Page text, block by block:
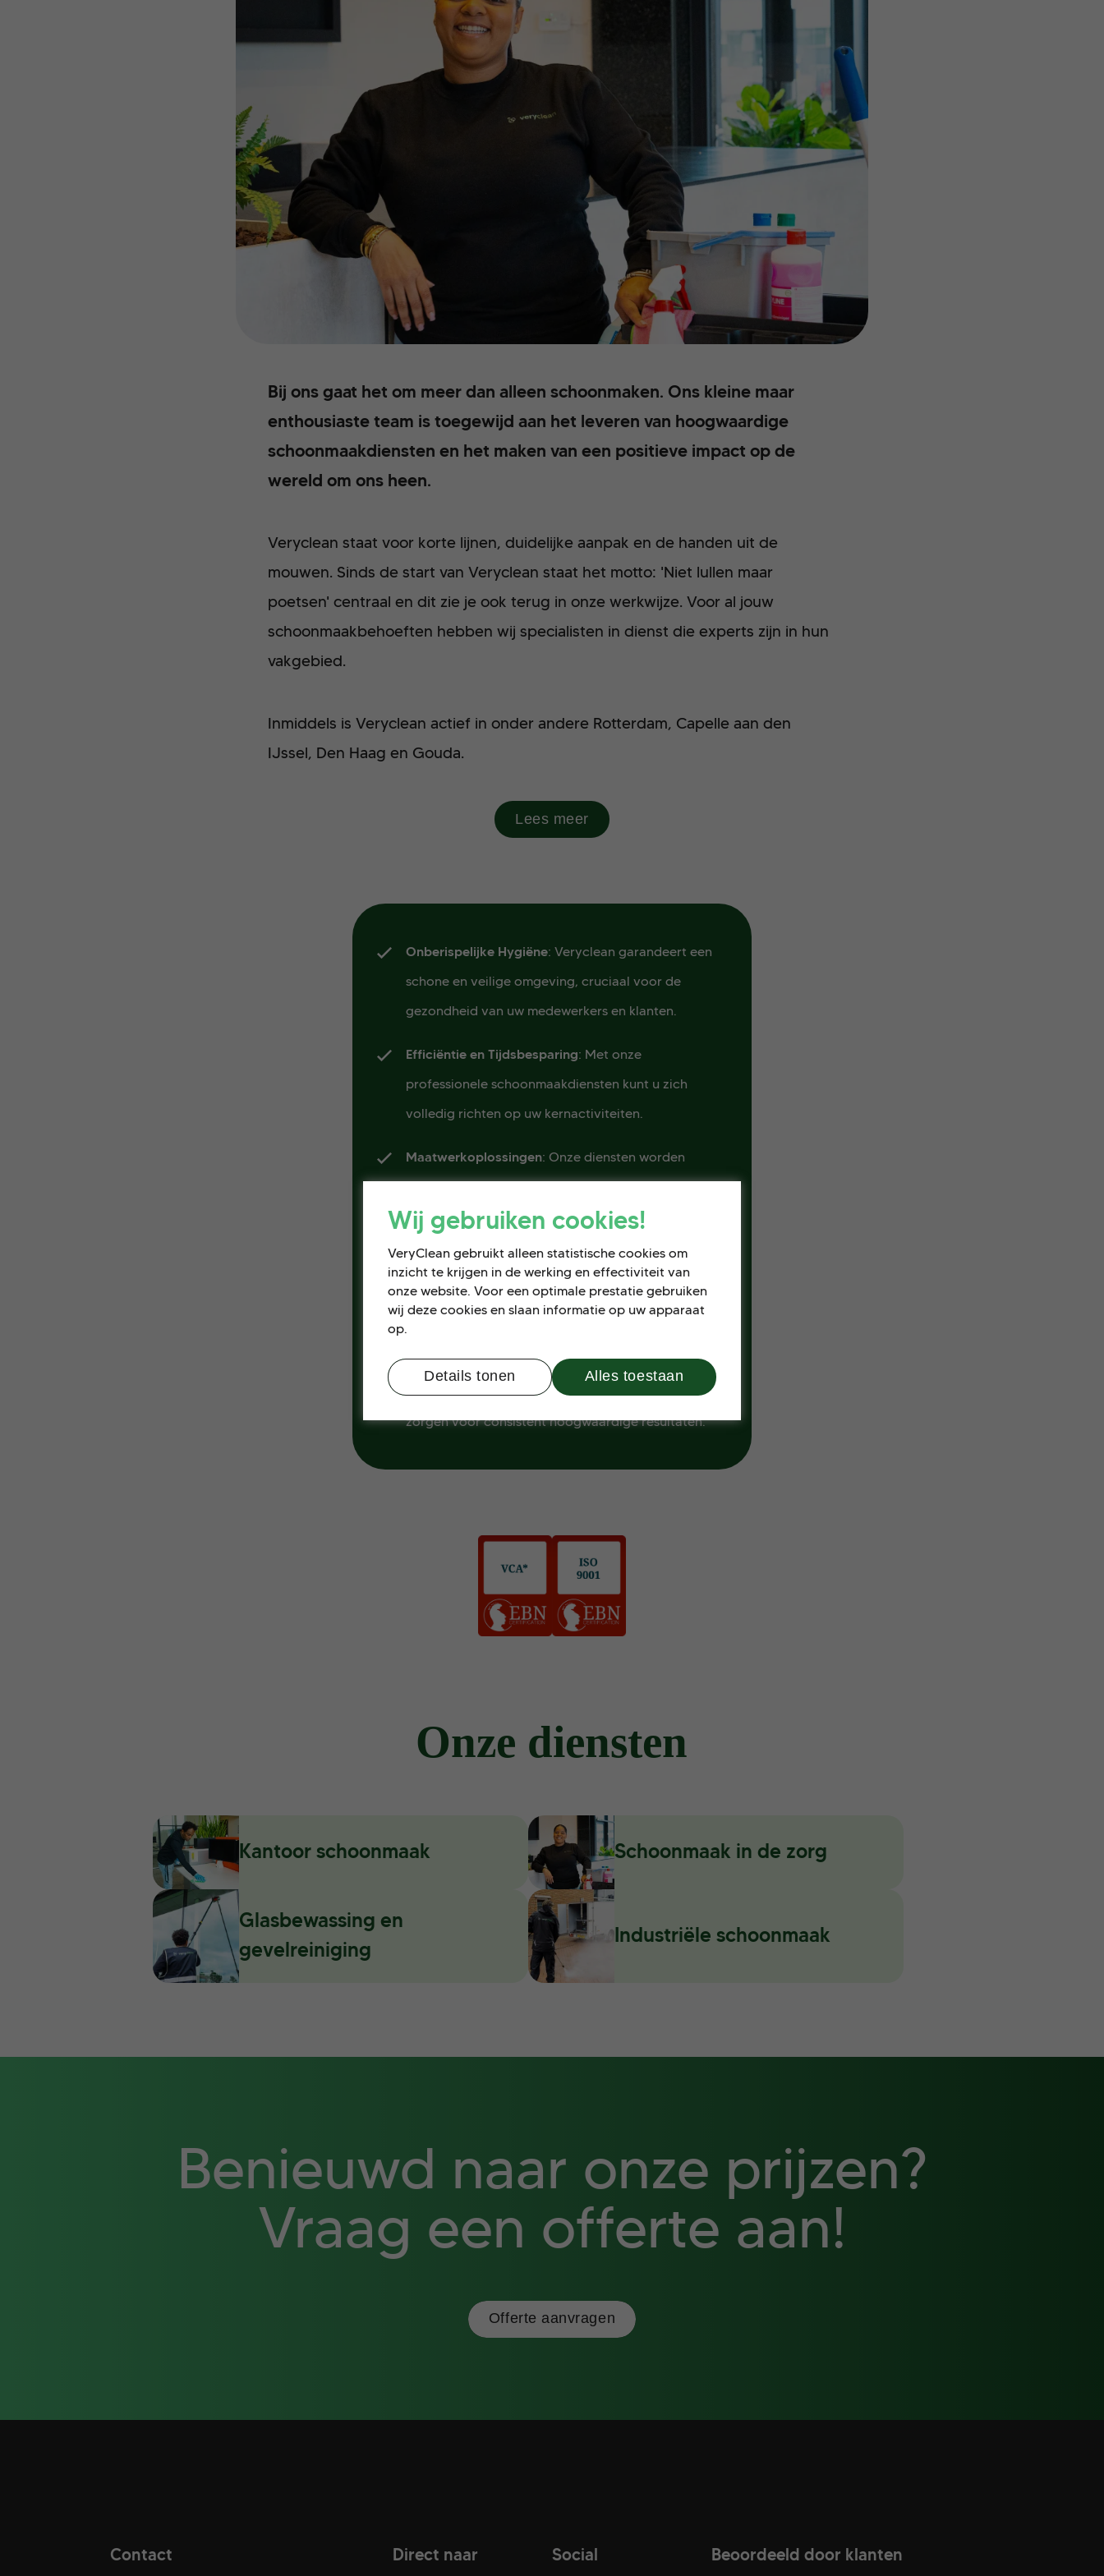
Bij ons gaat het om meer dan alleen schoonmaken. Ons kleine maar
enthousiaste team is toegewijd aan het leveren van hoogwaardige
schoonmaakdiensten en het maken van een positieve impact op de
wereld om ons heen.
Veryclean staat voor korte lijnen, duidelijke aanpak en de handen uit de
mouwen. Sinds de start van Veryclean staat het motto: 'Niet lullen maar
poetsen' centraal en dit zie je ook terug in onze werkwijze. Voor al jouw
schoonmaakbehoeften hebben wij specialisten in dienst die experts zijn in hun
vakgebied.
Inmiddels is Veryclean actief in onder andere Rotterdam, Capelle aan den
IJssel, Den Haag en Gouda.
Lees meer
Onberispelijke Hygiëne: Veryclean garandeert een
schone en veilige omgeving, cruciaal voor de
gezondheid van uw medewerkers en klanten.
Efficiëntie en Tijdsbesparing: Met onze
professionele schoonmaakdiensten kunt u zich
volledig richten op uw kernactiviteiten.
Maatwerkoplossingen: Onze diensten worden
voor maximale tevredenheid.
Duurzaamheid: Wij gebruiken milieuvriendelijke
schoonmaakmiddelen en -methoden, wat bijdraagt
aan een groenere toekomst.
Betrouwbaarheid en Professionaliteit: Onze goed
opgeleide en betrouwbare schoonmaakteams
zorgen voor consistent hoogwaardige resultaten.
Onze diensten
Kantoor schoonmaak Schoonmaak in de zorg
Glasbewassing en
gevelreiniging
Industriële schoonmaak
Benieuwd naar onze prijzen?
Vraag een offerte aan!
Offerte aanvragen
Contact Direct naar Social Beoordeeld door klanten
Wij gebruiken cookies!
VeryClean gebruikt alleen statistische cookies om
inzicht te krijgen in de werking en effectiviteit van
onze website. Voor een optimale prestatie gebruiken
wij deze cookies en slaan informatie op uw apparaat
op.
Details tonen Alles toestaan